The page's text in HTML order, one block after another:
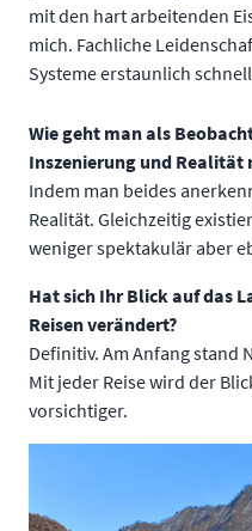
mit den hart arbeitenden
mich. Fachliche
Systeme erstaunlich
Wie geht man als
Inszenierung und Realität
Indem man beides
Realität. Gleichzeitig
weniger spektakulär aber
Hat sich Ihr Blick auf das
Reisen verändert?
Definitiv. Am Anfang stand
Mit jeder Reise wird der
vorsichtiger.